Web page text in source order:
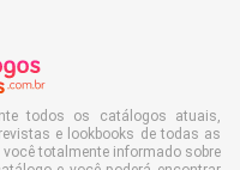
todos os catálogos atuais,
e lookbooks de todas as
totalmente informado sobre